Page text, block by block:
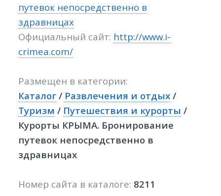
путевок непосредственно в
здравницах
Официальный сайт: http://www.i-
crimea.com/
Размещен в категории:
Каталог / Развлечения и отдых /
Туризм / Путешествия и курорты /
Курорты КРЫМА. Бронирование
путевок непосредственно в
здравницах
Номер сайта в каталоге: 8211